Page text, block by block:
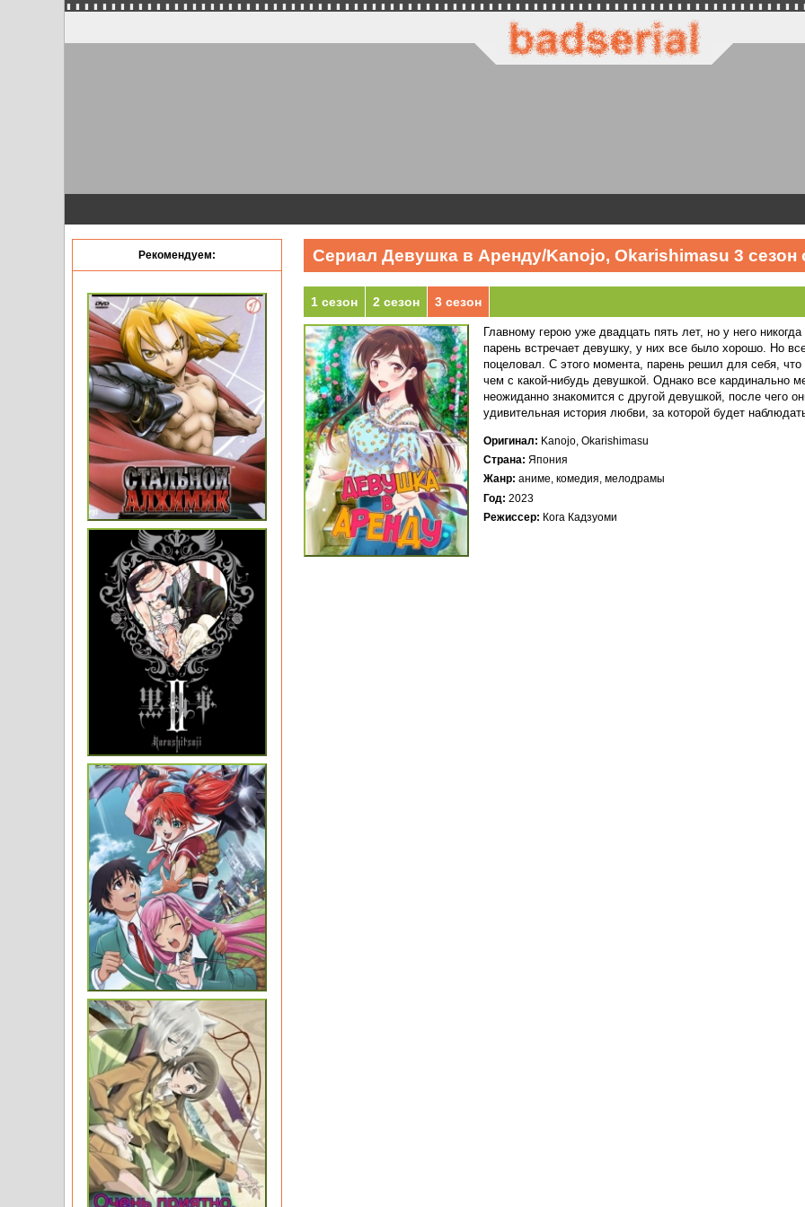
Сериал Девушка в Аренду/Kanojo, Okarishimasu 3 сезон
1 сезон 2 сезон 3 сезон
Главному герою уже двадцать пять лет, но у него
парень встречает девушку, у них все было хорошо. Но
поцеловал. С этого момента, парень решил для себя,
чем с какой-нибудь девушкой. Однако все кардинально
неожиданно знакомится с другой девушкой, после чего
удивительная история любви, за которой будет
Оригинал
Kanojo, Okarishimasu
Страна Япония
Жанр аниме, комедия, мелодрамы
Год 2023
Режиссер Кога Кадзуоми
Рекомендуем: